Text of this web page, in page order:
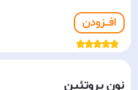
افـــزودن
نون پروتئین